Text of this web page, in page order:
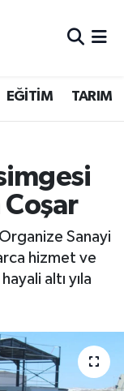
EĞİTİM TARIM
Coşar
Sanayi
hizmet ve
altı yıla
Fikstür